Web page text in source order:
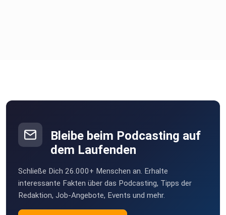
Bleibe beim Podcasting auf
dem Laufenden
Schließe Dich 26.000+ Menschen an. Erhalte
interessante Fakten über das Podcasting, Tipps der
Redaktion, Job-Angebote, Events und mehr.